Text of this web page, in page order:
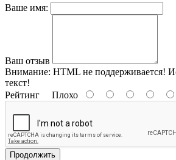
Ваше имя:
Ваш отзыв
Внимание: HTML не поддерживается!
текст!
Рейтинг Плохо
Продолжить